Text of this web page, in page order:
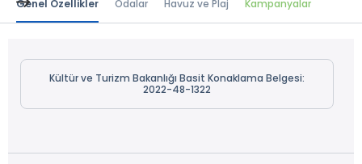
Genel Özellikler Odalar Havuz ve Plaj Kampanyalar
Kültür ve Turizm Bakanlığı Basit Konaklama Belgesi:
2022-48-1322